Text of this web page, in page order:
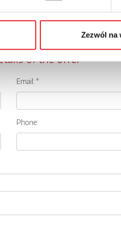
Zezwól na
of the offer
Email: *
Phone: